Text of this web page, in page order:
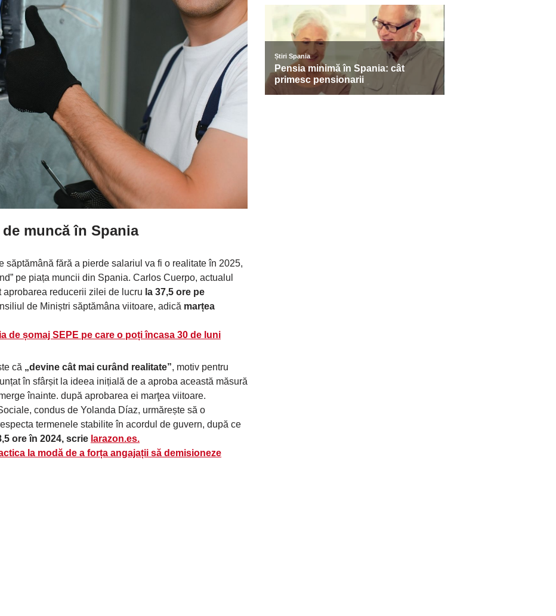
muncă în Spania
săptămână fără a pierde salariul va fi o realitate în 2025,
pe piața muncii din Spania. Carlos Cuerpo, actualul
reducerii zilei de lucru la 37,5 ore pe
de Miniștri săptămâna viitoare, adică marțea
de șomaj SEPE pe care o poți încasa 30 de luni
că „devine cât mai curând realitate”, motiv pentru
în sfârșit la ideea inițială de a aproba această măsură
înainte. după aprobarea ei marţea viitoare.
condus de Yolanda Díaz, urmărește să o
termenele stabilite în acordul de guvern, după ce
ore în 2024, scrie larazon.es.
la modă de a forța angajații să demisioneze